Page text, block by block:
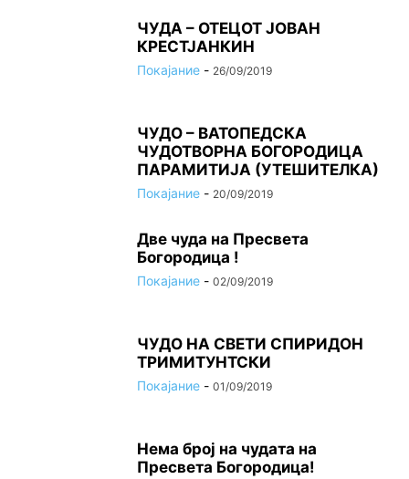
ЧУДА – ОТЕЦОТ ЈОВАН
КРЕСТЈАНКИН
Покајание - 26/09/2019
ЧУДО – ВАТОПЕДСКА
ЧУДОТВОРНА БОГОРОДИЦА
ПАРАМИТИЈА (УТЕШИТЕЛКА)
Покајание - 20/09/2019
Две чуда на Пресвета
Богородица !
Покајание - 02/09/2019
ЧУДО НА СВЕТИ СПИРИДОН
ТРИМИТУНТСКИ
Покајание - 01/09/2019
Нема број на чудата на
Пресвета Богородица!